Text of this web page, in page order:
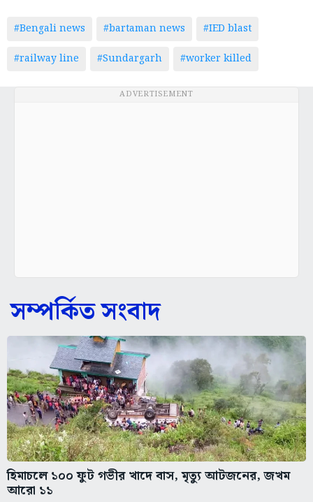
#Bengali news #bartaman news
#IED blast
#railway line
#Sundargarh #worker killed
ADVERTISEMENT
সম্পর্কিত সংবাদ
হিমাচলে ১০০ ফুট গভীর খাদে বাস, মৃত্যু আটজনের, জখম
আরো ১১